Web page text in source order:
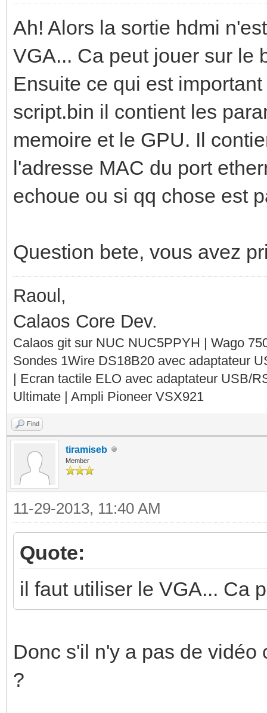
Ah! Alors la sortie hdmi
VGA... Ca peut jouer sur le
Ensuite ce qui est
script.bin il contient les
memoire et le GPU. Il
l'adresse MAC du port
echoue ou si qq chose est
Question bete, vous avez
Raoul,
Calaos Core Dev.
Calaos git sur NUC NUC5PPYH | Wago
Sondes 1Wire DS18B20 avec adaptateur
| Ecran tactile ELO avec adaptateur USB/
Ultimate | Ampli Pioneer VSX921
Find
tiramiseb
Member
11-29-2013, 11:40 AM
Quote:
il faut utiliser le VGA... Ca
Donc s'il n'y a pas de vidéo
?